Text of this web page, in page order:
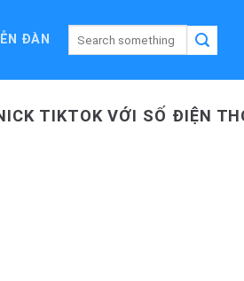
ĐÀN
TIKTOK VỚI SỐ ĐIỆN